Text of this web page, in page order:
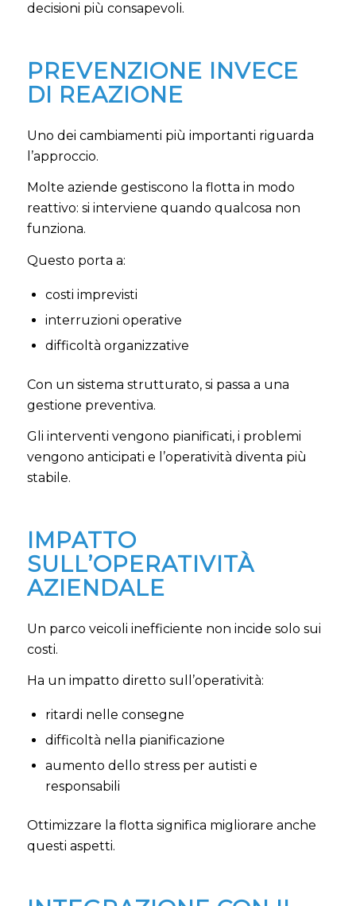
decisioni più consapevoli.
PREVENZIONE INVECE
DI REAZIONE
Uno dei cambiamenti più importanti riguarda
l’approccio.
Molte aziende gestiscono la flotta in modo
reattivo: si interviene quando qualcosa non
funziona.
Questo porta a:
costi imprevisti
interruzioni operative
difficoltà organizzative
Con un sistema strutturato, si passa a una
gestione preventiva.
Gli interventi vengono pianificati, i problemi
vengono anticipati e l’operatività diventa più
stabile.
IMPATTO
SULL’OPERATIVITÀ
AZIENDALE
Un parco veicoli inefficiente non incide solo sui
costi.
Ha un impatto diretto sull’operatività:
ritardi nelle consegne
difficoltà nella pianificazione
aumento dello stress per autisti e
responsabili
Ottimizzare la flotta significa migliorare anche
questi aspetti.